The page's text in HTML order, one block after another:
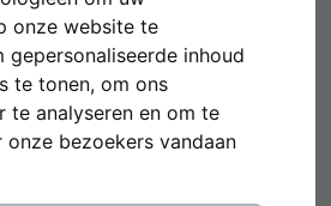
onze website te
gepersonaliseerde inhoud
te tonen, om ons
te analyseren en om te
onze bezoekers vandaan